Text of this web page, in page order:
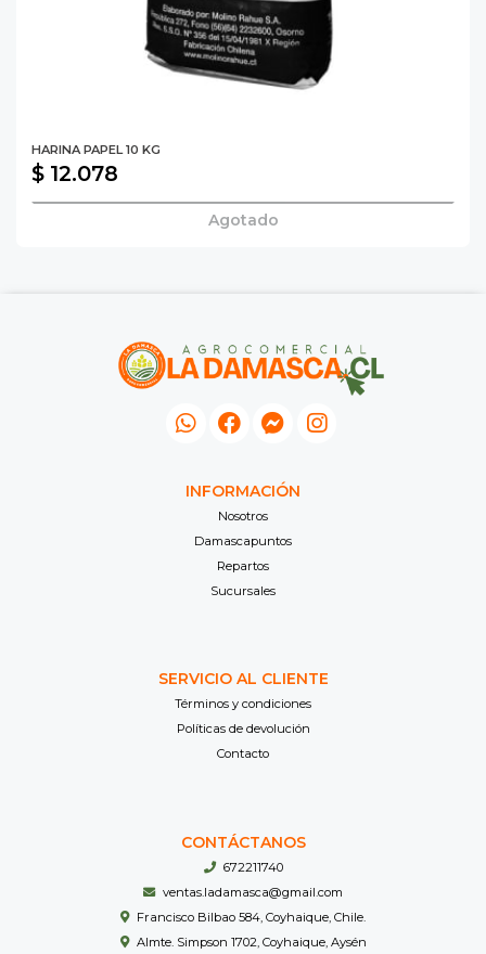
HARINA PAPEL 10 KG
$ 12.078
Agotado
INFORMACIÓN
Nosotros
Damascapuntos
Repartos
Sucursales
SERVICIO AL CLIENTE
Términos y condiciones
Políticas de devolución
Contacto
CONTÁCTANOS
672211740
ventas.ladamasca@gmail.com
Francisco Bilbao 584, Coyhaique, Chile.
Almte. Simpson 1702, Coyhaique, Aysén